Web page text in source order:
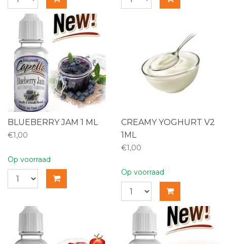
BLUEBERRY JAM 1 ML
€1,00
Op voorraad
CREAMY YOGHURT V2
1ML
€1,00
Op voorraad